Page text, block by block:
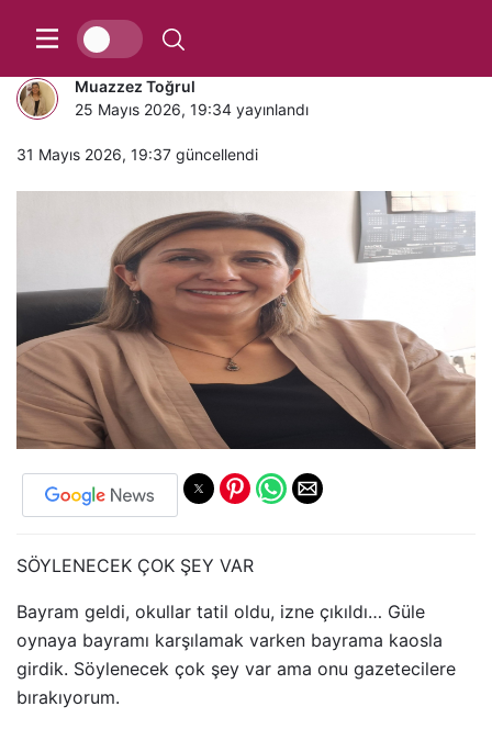
SÖYLENECEK ÇOK ŞEY VAR
Muazzez Toğrul
25 Mayıs 2026, 19:34 yayınlandı
31 Mayıs 2026, 19:37 güncellendi
SÖYLENECEK ÇOK ŞEY VAR
Bayram geldi, okullar tatil oldu, izne çıkıldı… Güle
oynaya bayramı karşılamak varken bayrama kaosla
girdik. Söylenecek çok şey var ama onu gazetecilere
bırakıyorum.